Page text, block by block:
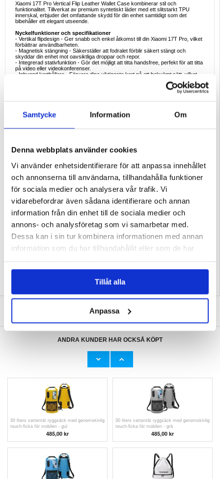
Samtycke Information Om
Denna webbplats använder cookies
Vi använder enhetsidentifierare för att anpassa innehållet
och annonserna till användarna, tillhandahålla funktioner
för sociala medier och analysera vår trafik. Vi
vidarebefordrar även sådana identifierare och annan
information från din enhet till de sociala medier och
annons- och analysföretag som vi samarbetar med.
Dessa kan i sin tur kombinera informationen med annan
information som du har tillhandahållit eller som de har
Tillåt alla
Anpassa
Xiaomi 17T Pro Vertical Flip Leather Wallet Case kombinerar stil och
funktionalitet. Tillverkat av premium syntetiskt läder med ett slitstarkt TPU
innerskal, erbjuder det omfattande skydd för din enhet samtidigt som det
bibehåller ett elegant utseende.
Nyckelfunktioner och specifikationer
- Vertikal flipdesign - Ger snabb och enkel åtkomst till din Xiaomi 17T Pro, vilket
förbättrar användbarheten.
- Magnetisk stängning - Säkerställer att fodralet förblir säkert stängt och
skyddar din enhet mot oavsiktliga droppar och repor.
- Integrerad stativfunktion - Gör det möjligt att titta handsfree, perfekt för att titta
på video eller videokonferenser.
- Inbyggd korthållare - Förvara dina viktigaste kort på ett bekvämt sätt, vilket
- Exakta utskärningar - Ger enkel åtkomst till alla knappar, portar och
- Studenter - Titta på föreläsningar eller handledning handsfree med
- Vardagsanvändning - Skydda din Xiaomi 17T Pro samtidigt som du har med
Detta fodral erbjuder en blandning av elegans och funktionalitet, vilket gör det
säkerhet, medan stativfunktionen förbättrar din visningsupplevelse. Dess lätta
design säkerställer att din telefon förblir bärbar och lätt att hantera.
Intressant fakta
Vertikala flipfodral blir allt populärare tack vare sin unika design, som ger snabb
åtkomst till enheten och ett distinkt utseende jämfört med traditionella
horisontella flipfodral.
Kompatibilitet: Xiaomi 17T Pro
Bulk
EAN: 5714122651495
Relaterade kategorier:
Mobiltillbehör , Xiaomi Skal & Tillbehör
Xiaomi 17T Pro
Skal & Tillbehör
ANDRA KUNDER HAR OCKSÅ KÖPT
20 liters holografisk vattentät ryggsäck för
30 liters vattentät ryggsäck med genomskinlig
30 liters vattentät ryggsäck med genomskinlig
touch-ficka för mobilen - gul
485,00 kr
30 liters vattentät ryggsäck med genomskinlig
touch-ficka för mobilen - grå
485,00 kr